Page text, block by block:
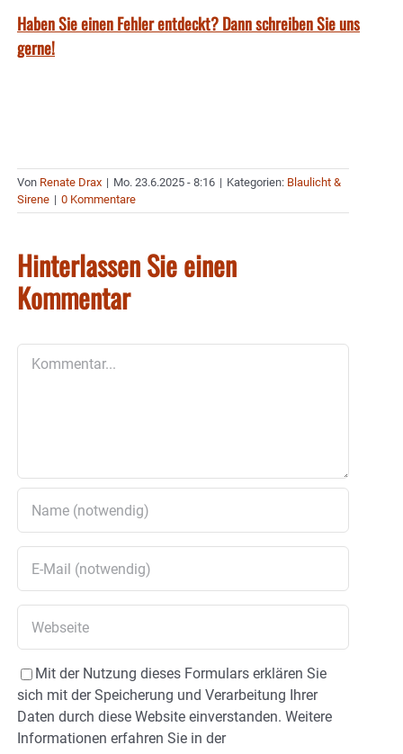
Haben Sie einen Fehler entdeckt? Dann schreiben Sie uns
gerne!
Von Renate Drax | Mo. 23.6.2025 - 8:16 | Kategorien: Blaulicht &
Sirene | 0 Kommentare
Hinterlassen Sie einen
Kommentar
Mit der Nutzung dieses Formulars erklären Sie
sich mit der Speicherung und Verarbeitung Ihrer
Daten durch diese Website einverstanden. Weitere
Informationen erfahren Sie in der